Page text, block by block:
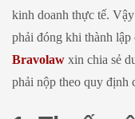
kinh doanh thực tế.
phải đóng khi thành
Bravolaw xin chia sẻ
phải nộp theo quy định